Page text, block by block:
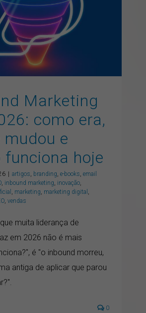
e como funciona
hoje
e-books email marketing
inovação
inteligencia artificial
digital publicidade
Marketing
como era,
mudou e
funciona hoje
artigos, branding,e-books,email
, inbound marketing, inovação,
, marketing, marketing digital ,
,vendas
muita liderança de
em 2026 não é mais
é "o inbound morreu,
antiga de aplicar que parou
0